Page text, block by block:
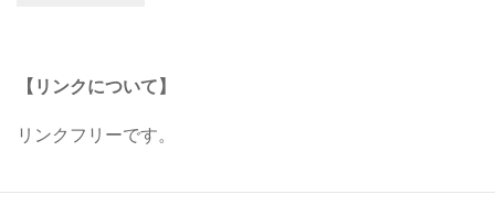
【リンクについて】
リンクフリーです。